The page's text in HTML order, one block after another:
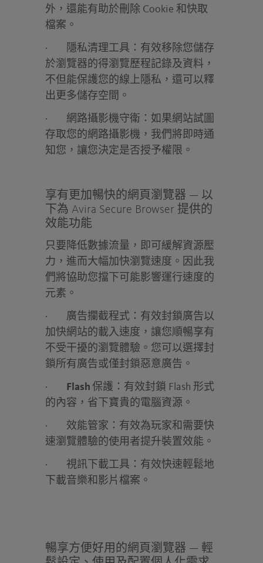
外，還能有助於刪除 Cookie 和快取
檔案。
· 隱私清理工具： 有效移除您儲存
於瀏覽器的得瀏覽歷程記錄及資料，
不但能保護您的線上隱私，還可以釋
出更多儲存空間。
· 網路攝影機守衛： 如果網站試圖
存取您的網路攝影機，我們將即時通
知您，讓您決定是否授予權限。
享有更加暢快的網頁瀏覽器 — 以
下為 Avira Secure Browser 提供的
效能功能
只要降低數據流量，即可緩解資源壓
力，進而大幅加快瀏覽速度。因此我
們將協助您擋下可能影響運行速度的
元素。
· 廣告攔截程式： 有效封鎖廣告以
加快網站的載入速度，讓您順暢享有
不受干擾的瀏覽體驗。您可以選擇封
鎖所有廣告或僅封鎖惡意廣告。
· Flash保護： 有效封鎖 Flash 形式
的內容，省下寶貴的電腦資源。
· 效能管家： 有效為玩家和需要快
速瀏覽體驗的使用者提升裝置效能。
· 視訊下載工具： 有效快速輕鬆地
下載音樂和影片檔案。
暢享方便好用的網頁瀏覽器 — 輕